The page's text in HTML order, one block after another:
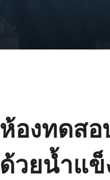
ห้องทดสอ
ด้วยน้ำแข็